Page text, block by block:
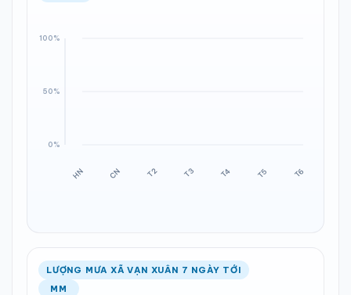
LƯỢNG MƯA XÃ VẠN XUÂN 7 NGÀY TỚI
MM